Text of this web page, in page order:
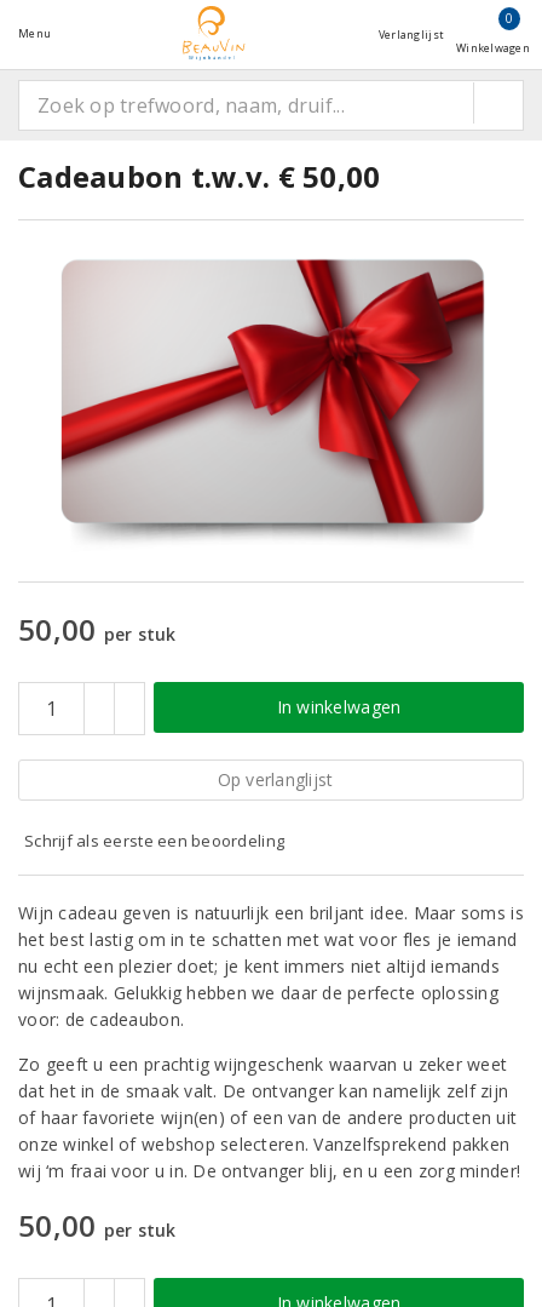
Menu Verlanglijst
0
Winkelwagen
Cadeaubon t.w.v. € 50,00
50,00 per stuk
In winkelwagen
Op verlanglijst
Schrijf als eerste een beoordeling
Wijn cadeau geven is natuurlijk een briljant idee. Maar soms is
het best lastig om in te schatten met wat voor fles je iemand
nu echt een plezier doet; je kent immers niet altijd iemands
wijnsmaak. Gelukkig hebben we daar de perfecte oplossing
voor: de cadeaubon.
Zo geeft u een prachtig wijngeschenk waarvan u zeker weet
dat het in de smaak valt. De ontvanger kan namelijk zelf zijn
of haar favoriete wijn(en) of een van de andere producten uit
onze winkel of webshop selecteren. Vanzelfsprekend pakken
wij ‘m fraai voor u in. De ontvanger blij, en u een zorg minder!
50,00 per stuk
In winkelwagen